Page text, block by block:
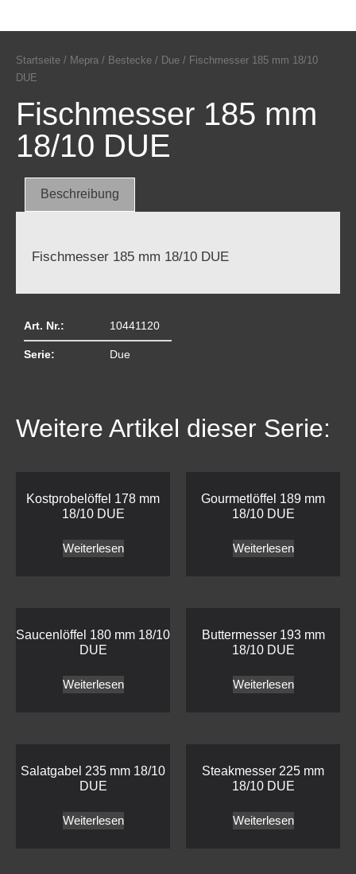
Startseite / Mepra / Bestecke / Due / Fischmesser 185 mm 18/10
DUE
Fischmesser 185 mm
18/10 DUE
Beschreibung
Fischmesser 185 mm 18/10 DUE
Art. Nr.: 10441120
Serie: Due
Weitere Artikel dieser Serie:
Kostprobelöffel 178 mm
18/10 DUE
Weiterlesen
Gourmetlöffel 189 mm
18/10 DUE
Weiterlesen
Saucenlöffel 180 mm 18/10
DUE
Weiterlesen
Buttermesser 193 mm
18/10 DUE
Weiterlesen
Salatgabel 235 mm 18/10
DUE
Weiterlesen
Steakmesser 225 mm
18/10 DUE
Weiterlesen